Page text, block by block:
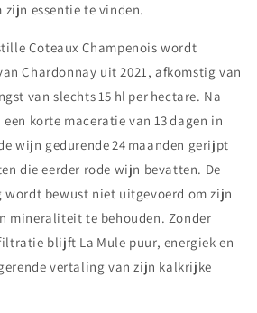
zijn essentie te vinden.
Coteaux Champenois wordt
Chardonnay uit 2021, afkomstig van
van slechts 15 hl per hectare. Na
korte maceratie van 13 dagen in
wijn gedurende 24 maanden gerijpt
die eerder rode wijn bevatten. De
bewust niet uitgevoerd om zijn
mineraliteit te behouden. Zonder
blijft La Mule puur, energiek en
vertaling van zijn kalkrijke